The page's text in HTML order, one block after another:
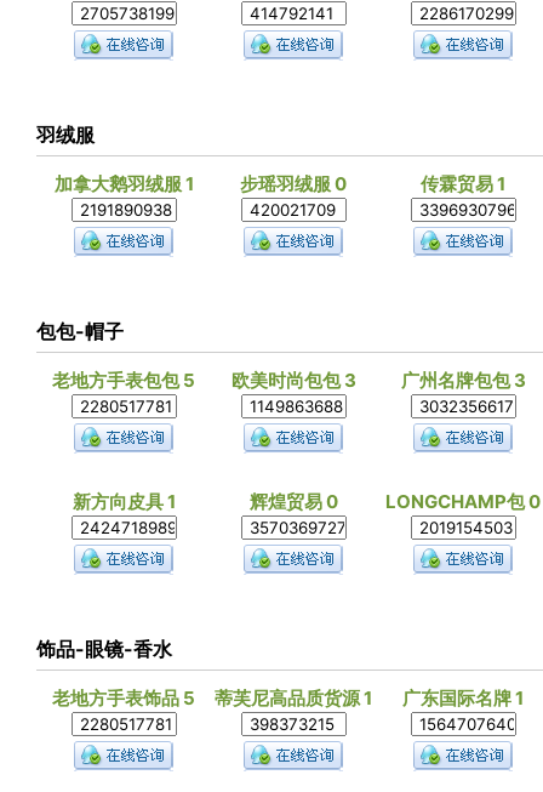
羽绒服
加拿大鹅羽绒服 1 步瑶羽绒服 0 传霖贸易 1
包包-帽子
老地方手表包包 5 欧美时尚包包 3 广州名牌包包 3
新方向皮具 1 辉煌贸易 0 LONGCHAMP包 0
饰品-眼镜-香水
老地方手表饰品 5 蒂芙尼高品质货源 1 广东国际名牌 1